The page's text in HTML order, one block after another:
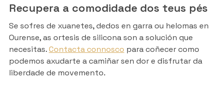
Recupera a comodidade dos teus pés
Se sofres de xuanetes, dedos en garra ou helomas en
Ourense, as ortesis de silicona son a solución que
necesitas.Contacta connosco para coñecer como
podemos axudarte a camiñar sen dor e disfrutar da
liberdade de movemento.